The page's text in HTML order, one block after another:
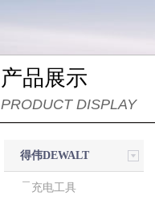
产品展示
PRODUCT DISPLAY
得伟DEWALT
电动工具
充电工具